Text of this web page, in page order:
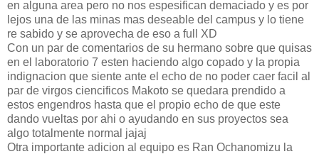
en alguna area pero no nos espesifican demaciado y es por
lejos una de las minas mas deseable del campus y lo tiene
re sabido y se aprovecha de eso a full XD
Con un par de comentarios de su hermano sobre que quisas
en el laboratorio 7 esten haciendo algo copado y la propia
indignacion que siente ante el echo de no poder caer facil al
par de virgos ciencificos Makoto se quedara prendido a
estos engendros hasta que el propio echo de que este
dando vueltas por ahi o ayudando en sus proyectos sea
algo totalmente normal jajaj
Otra importante adicion al equipo es Ran Ochanomizu la